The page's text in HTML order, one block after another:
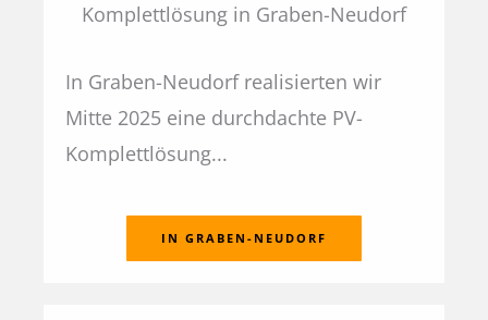
Komplettlösung in Graben-Neudorf
In Graben-Neudorf realisierten wir
Mitte 2025 eine durchdachte PV-
Komplettlösung...
IN GRABEN-NEUDORF